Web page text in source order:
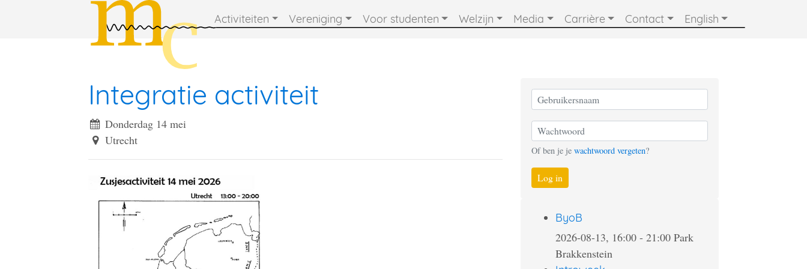
Activiteiten Vereniging Voor studenten Welzijn Media Carrière Contact English
Integratie activiteit
Donderdag 14 mei
Utrecht
Of ben je je wachtwoord vergeten?
Log in
ByoB
2026-08-13, 16:00 - 21:00 Park
Brakkenstein